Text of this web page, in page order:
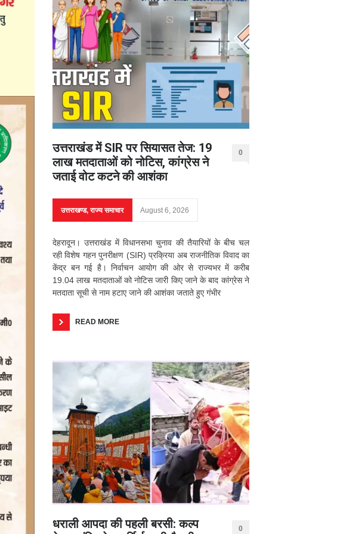
उत्तराखंड में SIR पर सियासत तेज: 19
लाख मतदाताओं को नोटिस, कांग्रेस ने
जताई वोट कटने की आशंका
0
उत्तराखण्ड,राज्य समाचार August 6, 2026
देहरादून। उत्तराखंड में विधानसभा चुनाव की तैयारियों के बीच चल
रही विशेष गहन पुनरीक्षण (SIR) प्रक्रिया अब राजनीतिक विवाद का
केंद्र बन गई है। निर्वाचन आयोग की ओर से राज्यभर में करीब
19.04 लाख मतदाताओं को नोटिस जारी किए जाने के बाद कांग्रेस ने
मतदाता सूची से नाम हटाए जाने की आशंका जताते हुए गंभीर
READ MORE
धराली आपदा की पहली बरसी: कल्प
0